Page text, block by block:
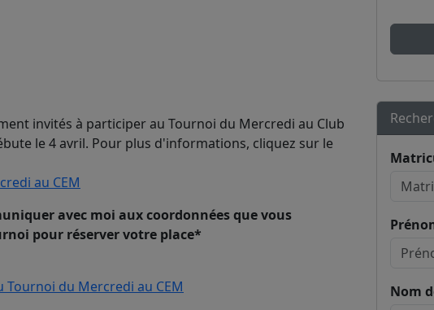
invités à participer au Tournoi du Mercredi au Club
le 4 avril. Pour plus d'informations, cliquez sur le
au CEM
avec moi aux coordonnées que vous
pour réserver votre place*
du Mercredi au CEM
Nom